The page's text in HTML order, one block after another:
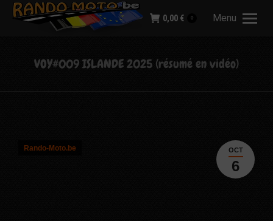
Menu
0,00 € 0
VOY#009 ISLANDE 2025 (résumé en vidéo)
OCT
6
Rando-Moto.be